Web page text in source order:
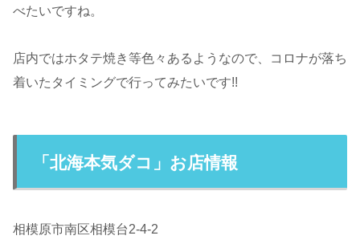
べたいですね。
店内ではホタテ焼き等色々あるようなので、コロナが落ち
着いたタイミングで行ってみたいです!!
「北海本気ダコ」お店情報
相模原市南区相模台2-4-2